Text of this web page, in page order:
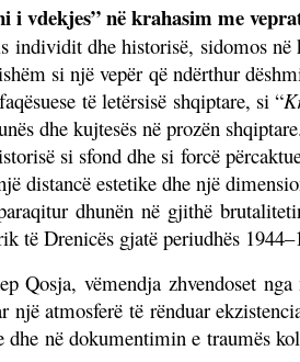
vdekjes” në krahasim me
dhe historisë, sidomos
si një vepër që ndërthur
të letërsisë shqiptare, si “
dhe kujtesës në prozën
si sfond dhe si forcë
distancë estetike dhe një
dhunën në gjithë
të Drenicës gjatë periudhës
Qosja, vëmendja zhvendoset
atmosferë të rënduar
në dokumentimin e traumës